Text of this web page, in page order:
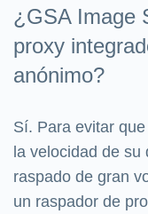
¿GSA Image
proxy
anónimo?
Sí. Para evitar
la velocidad de
raspado de gran
un raspador de